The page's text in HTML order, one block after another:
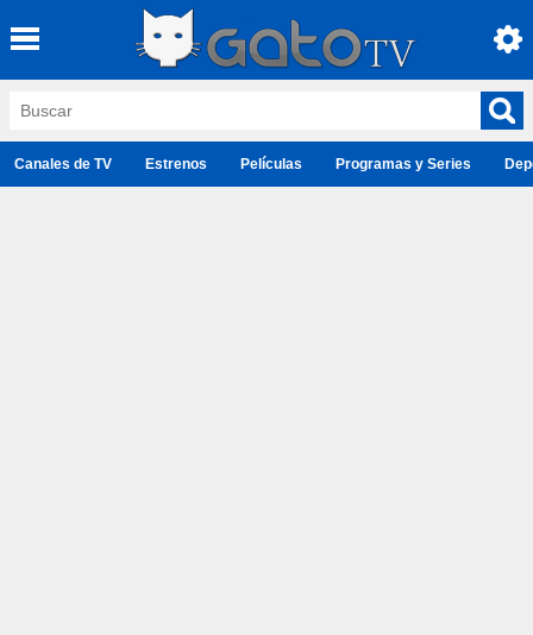
Canales de TV Estrenos Películas Programas y Series